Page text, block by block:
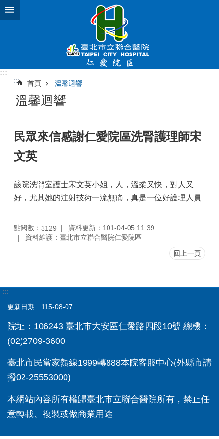
跳到主要內容區塊
:::
:::
首頁 溫馨迴響
溫馨迴響
民眾來信感謝仁愛院區洗腎護理師宋
文英
該院洗腎室護士宋文英小姐，人，溫柔又快，對人又
好，尤其她的注射技術一流無痛，真是一位好護理人員
點閱數： 3129
資料更新：101-04-05 11:39
資料維護：臺北市立聯合醫院仁愛院區
回上一頁
:::
更新日期 115-08-07
院址：106243 臺北市大安區仁愛路四段10號 總機：
(02)2709-3600
臺北市民當家熱線1999轉888本院客服中心(外縣市請
撥02-25553000)
本網站內容所有權歸臺北市立聯合醫院所有，禁止任
意轉載、複製或做商業用途